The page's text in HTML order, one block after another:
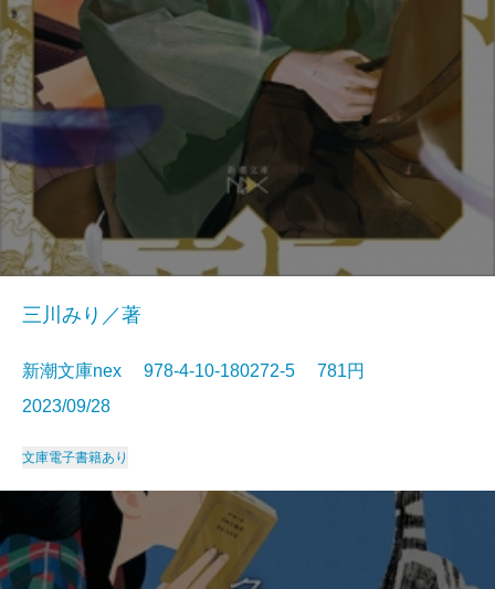
三川みり／著
新潮文庫nex 978-4-10-180272-5 781円
2023/09/28
文庫電子書籍あり